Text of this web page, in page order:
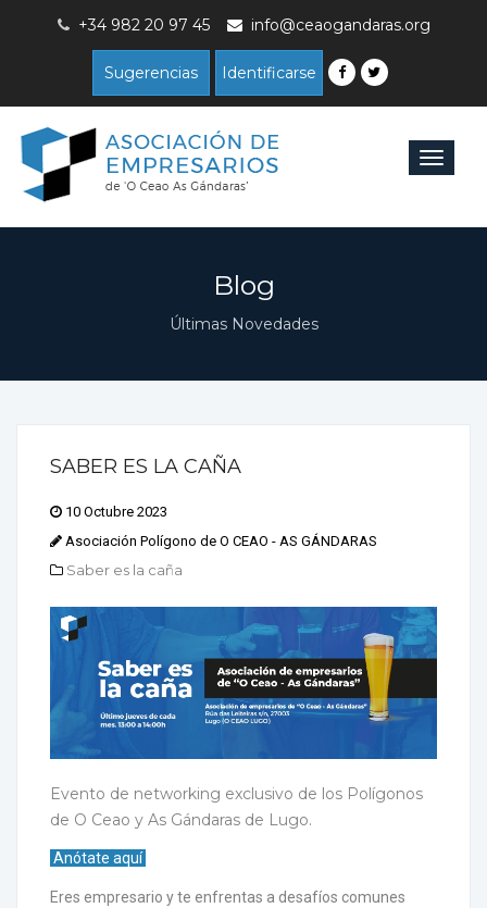
+34 982 20 97 45 info@ceaogandaras.org
Sugerencias Identificarse
Toggle
Blog
Últimas Novedades
SABER ES LA CAÑA
10 Octubre 2023
Asociación Polígono de O CEAO - AS GÁNDARAS
Saber es la caña
Evento de networking exclusivo de los Polígonos
de O Ceao y As Gándaras de Lugo.
Anótate aquí
Eres empresario y te enfrentas a desafíos comunes